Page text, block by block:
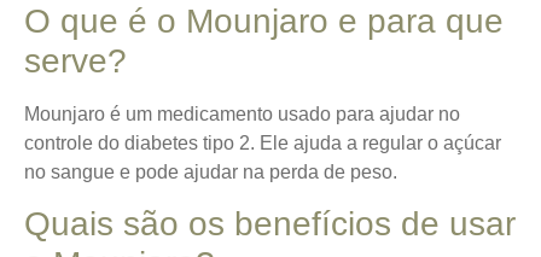
O que é o Mounjaro e para que
serve?
Mounjaro é um medicamento usado para ajudar no
controle do diabetes tipo 2. Ele ajuda a regular o açúcar
no sangue e pode ajudar na perda de peso.
Quais são os benefícios de usar